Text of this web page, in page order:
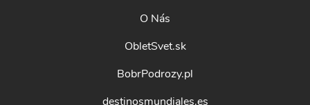
O Nás
ObletSvet.sk
BobrPodrozy.pl
destinosmundiales.es